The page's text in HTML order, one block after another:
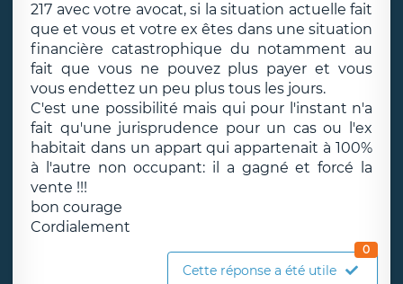
217 avec votre avocat, si la situation actuelle fait
que et vous et votre ex êtes dans une situation
financière catastrophique du notamment au
fait que vous ne pouvez plus payer et vous
vous endettez un peu plus tous les jours.
C'est une possibilité mais qui pour l'instant n'a
fait qu'une jurisprudence pour un cas ou l'ex
habitait dans un appart qui appartenait à 100%
à l'autre non occupant: il a gagné et forcé la
vente !!!
bon courage
Cordialement
Cette réponse a été utile
0